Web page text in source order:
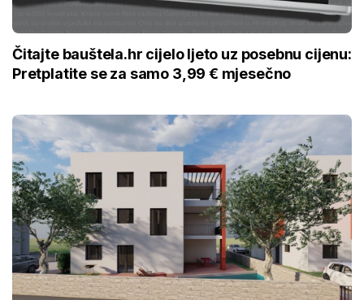
Čitajte bauštela.hr cijelo ljeto uz posebnu cijenu:
Pretplatite se za samo 3,99 € mjesečno